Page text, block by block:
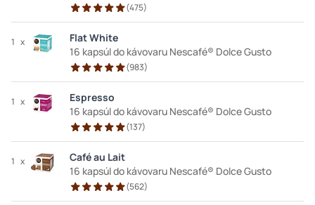
(475)
1 x
Flat White
16 kapsúl do kávovaru Nescafé® Dolce Gusto
(983)
1 x
Espresso
16 kapsúl do kávovaru Nescafé® Dolce Gusto
(137)
1 x
Café au Lait
16 kapsúl do kávovaru Nescafé® Dolce Gusto
(562)